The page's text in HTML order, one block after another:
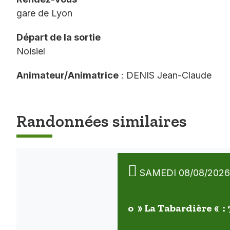
gare de Lyon
Départ de la sortie
Noisiel
Animateur/Animatrice : DENIS Jean-Claude
Randonnées similaires
SAMEDI 08/08/2026
o » La Tabardière « :